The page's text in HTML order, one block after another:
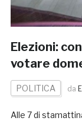
Elezioni:
votare
POLITICA da
Alle 7 di